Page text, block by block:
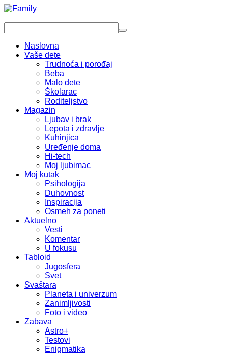
Naslovna
Vaše dete
Trudnoća i porođaj
Beba
Malo dete
Školarac
Roditeljstvo
Magazin
Ljubav i brak
Lepota i zdravlje
Kuhinjica
Uređenje doma
Hi-tech
Moj ljubimac
Moj kutak
Psihologija
Duhovnost
Inspiracija
Osmeh za poneti
Aktuelno
Vesti
Komentar
U fokusu
Tabloid
Jugosfera
Svet
Svaštara
Planeta i univerzum
Zanimljivosti
Foto i video
Zabava
Astro+
Testovi
Enigmatika